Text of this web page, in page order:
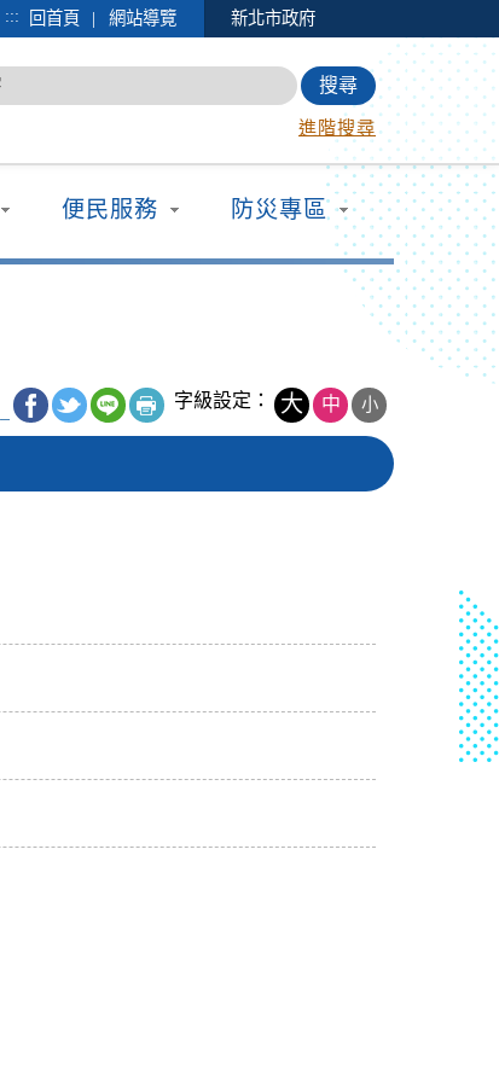
::: 回首頁 | 網站導覽 新北市政府
進階搜尋
便民服務 防災專區
字級設定： 大 中 小